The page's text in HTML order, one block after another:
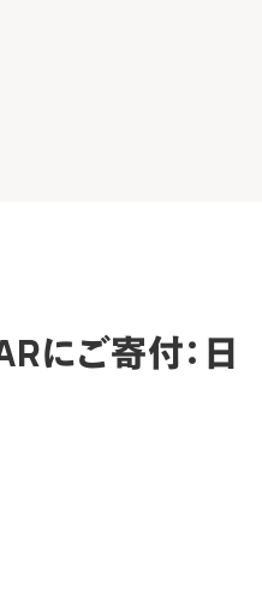
にご寄付：日